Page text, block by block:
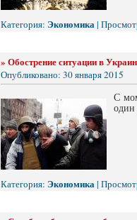
Категория: Экономика|
» Обострение ситуации в
Опубликовано: 30 января 2015
С
один
Категория: Экономика|